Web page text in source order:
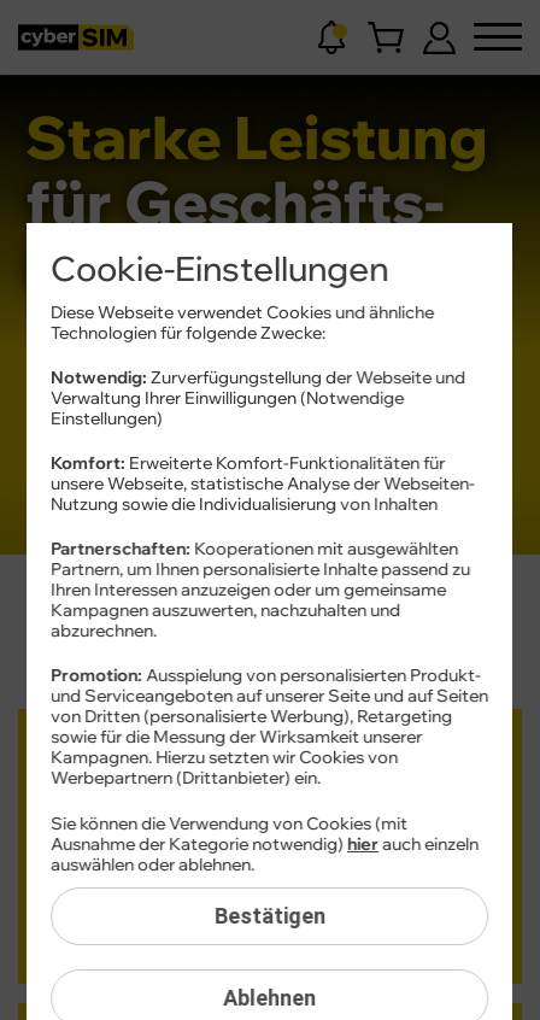
Starke Leistung
für Geschäfts-
kunden
Nutzen Sie die Tarife von
cyberSIM für Ihr Unternehmen
Bis zu10 Verträge:
Schnell und bequem online bestellen
Zu den Tarifen
Cookie-Einstellungen
Diese Webseite verwendet Cookies und ähnliche
Technologien für folgende Zwecke:
Notwendig: Zurverfügungstellung der Webseite und
Verwaltung Ihrer Einwilligungen (Notwendige
Einstellungen)
Komfort: Erweiterte Komfort-Funktionalitäten für
unsere Webseite, statistische Analyse der Webseiten-
Nutzung sowie die Individualisierung von Inhalten
Partnerschaften: Kooperationen mit ausgewählten
Partnern, um Ihnen personalisierte Inhalte passend zu
Ihren Interessen anzuzeigen oder um gemeinsame
Kampagnen auszuwerten, nachzuhalten und
abzurechnen.
Promotion:Ausspielung von personalisierten Produkt-
und Serviceangeboten auf unserer Seite und auf Seiten
von Dritten (personalisierte Werbung), Retargeting
sowie für die Messung der Wirksamkeit unserer
Kampagnen. Hierzu setzten wir Cookies von
Werbepartnern (Drittanbieter) ein.
Ablehnen
Sie können die Verwendung von Cookies (mit
Ausnahme der Kategorie notwendig)hierauch einzeln
auswählen oder ablehnen.
Bestätigen